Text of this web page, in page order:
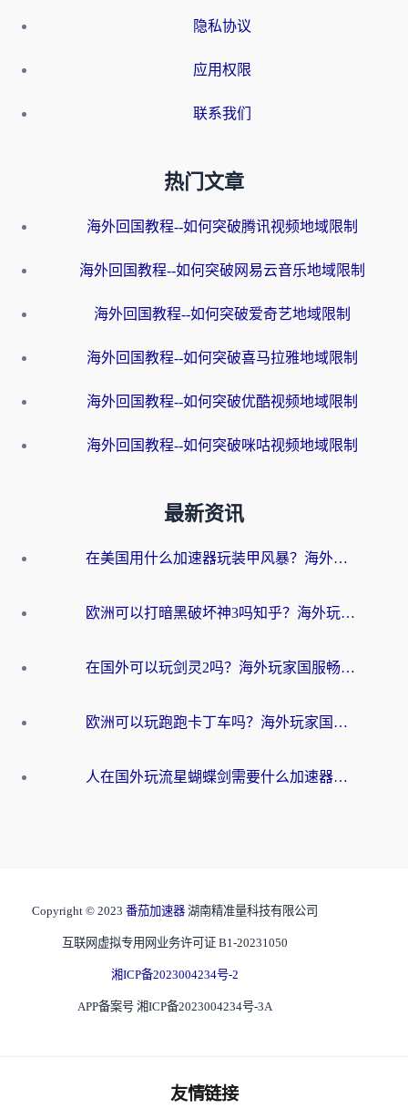
隐私协议
应用权限
联系我们
热门文章
海外回国教程--如何突破腾讯视频地域限制
海外回国教程--如何突破网易云音乐地域限制
海外回国教程--如何突破爱奇艺地域限制
海外回国教程--如何突破喜马拉雅地域限制
海外回国教程--如何突破优酷视频地域限制
海外回国教程--如何突破咪咕视频地域限制
最新资讯
在美国用什么加速器玩装甲风暴？海外玩家亲测有效的国服游戏加速指南
欧洲可以打暗黑破坏神3吗知乎？海外玩家国服游戏加速终极指南
在国外可以玩剑灵2吗？海外玩家国服畅玩终极指南（附永恒之塔明日方舟加速方案）
欧洲可以玩跑跑卡丁车吗？海外玩家国服游戏畅玩终极指南（附QQ炫舞剑网3解决方案）
人在国外玩流星蝴蝶剑需要什么加速器？老玩家亲测的终极解决方案
Copyright © 2023 番茄加速器 湖南精准量科技有限公司
互联网虚拟专用网业务许可证 B1-20231050
湘ICP备2023004234号-2
APP备案号 湘ICP备2023004234号-3A
友情链接